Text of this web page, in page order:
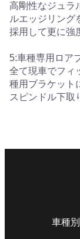
高剛性なジュラ
ルエッジリング
採用して更に強
5:車種専用ロア
全て現車でフィ
種用ブラケット
スピンドル下取
車種